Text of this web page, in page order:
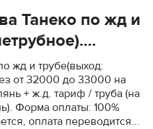
Танеко по жд и
жд и трубе(выход:
от 32000 до 33000 на
+ ж.д. тариф / труба (на
Форма оплаты: 100%
оплата переводится...